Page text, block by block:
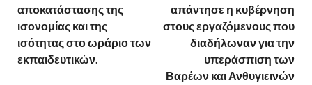
αποκατάστασης της
ισονομίας και της
ισότητας στο ωράριο των
εκπαιδευτικών.
απάντησε η κυβέρνηση
στους εργαζόμενους που
διαδήλωναν για την
υπεράσπιση των
Βαρέων και Ανθυγιεινών